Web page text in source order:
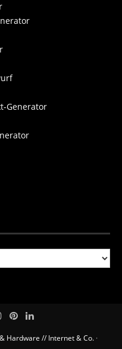
Generator
Hardware // Internet & Co.·